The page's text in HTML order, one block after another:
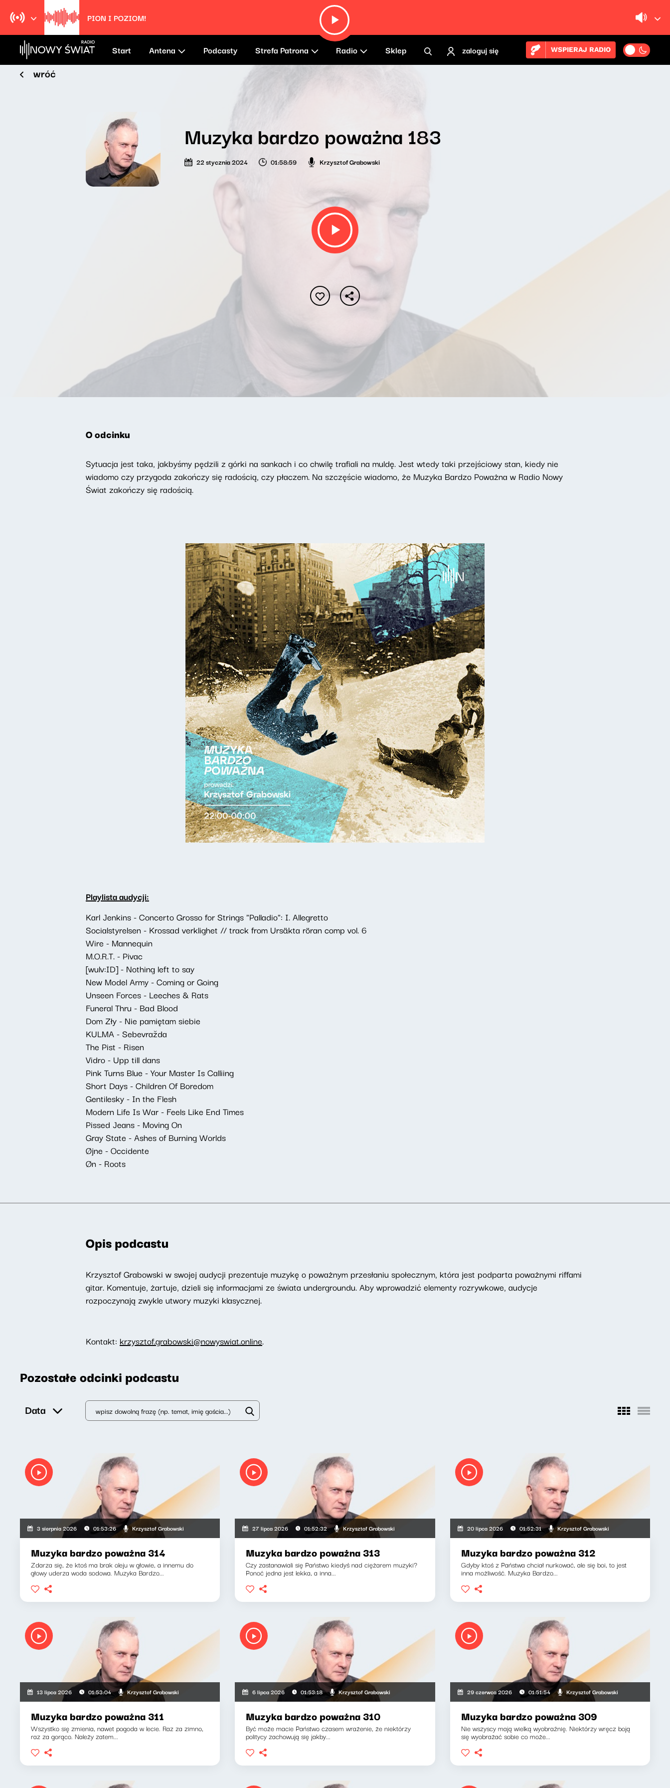
Radio Nowy Świat
Start Antena Podcasty Strefa Patrona Radio Sklep zaloguj się WSPIERAJ RADIO
wróć
Muzyka bardzo poważna 183
22 stycznia 2024 01:58:59 Krzysztof Grabowski
O odcinku
Sytuacja jest taka, jakbyśmy pędzili z górki na sankach i co chwilę trafiali na muldę. Jest wtedy taki przejściowy stan, kiedy nie
wiadomo czy przygoda zakończy się radością, czy płaczem. Na szczęście wiadomo, że Muzyka Bardzo Poważna w Radio Nowy
Świat zakończy się radością.
Playlista audycji:
Karl Jenkins - Concerto Grosso for Strings "Palladio": I. Allegretto
Socialstyrelsen - Krossad verklighet // track from Ursäkta röran comp vol. 6
Wire - Mannequin
M.O.R.T. - Pivac
[wulv:ID] - Nothing left to say
New Model Army - Coming or Going
Unseen Forces - Leeches & Rats
Funeral Thru - Bad Blood
Dom Zły - Nie pamiętam siebie
KULMA - Sebevražda
The Pist - Risen
Vidro - Upp till dans
Pink Turns Blue - Your Master Is Calliing
Short Days - Children Of Boredom
Gentilesky - In the Flesh
Modern Life Is War - Feels Like End Times
Pissed Jeans - Moving On
Gray State - Ashes of Burning Worlds
Øjne - Occidente
Øn - Roots
Opis podcastu
Krzysztof Grabowski w swojej audycji prezentuje muzykę o poważnym przesłaniu społecznym, która jest podparta poważnymi riffami
gitar. Komentuje, żartuje, dzieli się informacjami ze świata undergroundu. Aby wprowadzić elementy rozrywkowe, audycje
rozpoczynają zwykle utwory muzyki klasycznej.
Kontakt: krzysztof.grabowski@nowyswiat.online.
Pozostałe odcinki podcastu
Data
3 sierpnia 2026 01:53:26 Krzysztof Grabowski
Muzyka bardzo poważna 314
Zdarza się, że ktoś ma brak oleju w głowie, a innemu do
głowy uderza woda sodowa. Muzyka Bardzo...
27 lipca 2026 01:52:32 Krzysztof Grabowski
Muzyka bardzo poważna 313
Czy zastanawiali się Państwo kiedyś nad ciężarem muzyki?
Ponoć jedna jest lekka, a inna...
20 lipca 2026 01:52:31 Krzysztof Grabowski
Muzyka bardzo poważna 312
Gdyby ktoś z Państwa chciał nurkować, ale się boi, to jest
inna możliwość. Muzyka Bardzo...
13 lipca 2026 01:53:04 Krzysztof Grabowski
Muzyka bardzo poważna 311
Wszystko się zmienia, nawet pogoda w lecie. Raz za zimno,
raz za gorąco. Należy zatem...
6 lipca 2026 01:53:18 Krzysztof Grabowski
Muzyka bardzo poważna 310
Być może macie Państwo czasem wrażenie, że niektórzy
politycy zachowują się jakby...
29 czerwca 2026 01:51:54 Krzysztof Grabowski
Muzyka bardzo poważna 309
Nie wszyscy mają wielką wyobraźnię. Niektórzy wręcz boją
się wyobrażać sobie co może...